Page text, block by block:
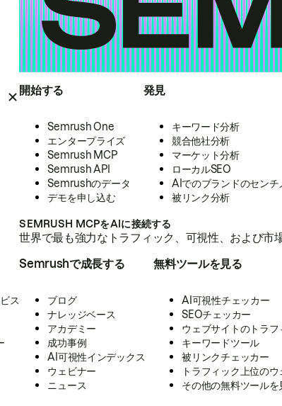
開始する
Semrush One
エンタープライズ
Semrush MCP
Semrush API
Semrushのデータ
デモを申し込む
発見
キーワード分析
競合他社分析
マーケット分析
ローカルSEO
AIでのブランドのセンチ
被リンク分析
SEMRUSH MCPをAIに接続する
世界で最も強力なトラフィック、可視性、および
ス
Semrushで成長する
ブログ
ナレッジベース
アカデミー
成功事例
AI可視性インデックス
ウェビナー
ニュース
無料ツールを見る
AI可視性チェッカー
SEOチェッカー
ウェブサイトのトラ
キーワードツール
被リンクチェッカー
トラフィック上位の
その他の無料ツールを